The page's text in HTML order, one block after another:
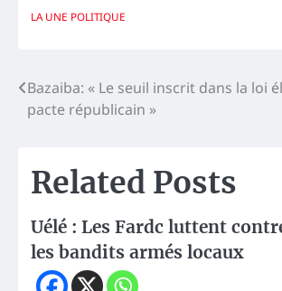
LA UNE POLITIQUE
Navigation
de
Bazaiba: « Le seuil inscrit dans la loi
pacte républicain »
Related Posts
Uélé : Les Fardc luttent
les bandits armés locaux